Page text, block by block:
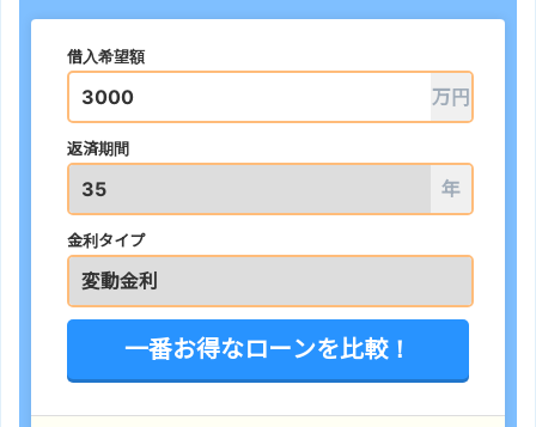
借入希望額
万円
返済期間
年
金利タイプ
一番お得なローンを比較！